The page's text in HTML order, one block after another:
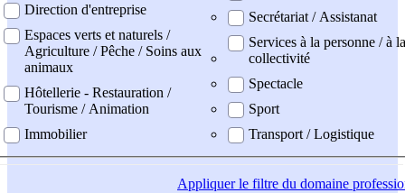
Direction d'entreprise
Espaces verts et naturels /
Agriculture / Pêche / Soins aux
animaux
Hôtellerie - Restauration /
Tourisme / Animation
Immobilier
Secrétariat / Assistanat
Services à la personne / à la
collectivité
Spectacle
Sport
Transport / Logistique
Appliquerle filtre du domaine